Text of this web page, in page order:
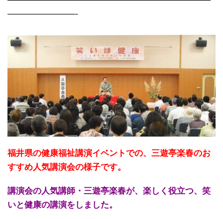
————————-
福井県の健康福祉講演イベントでの、三遊亭楽春のお
すすめ人気講演会の様子です。
講演会の人気講師・三遊亭楽春が、楽しく役立つ、笑
いと健康の講演をしました。